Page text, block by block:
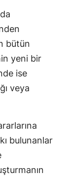
bütün
yeni bir
ise
veya
bulunanlar